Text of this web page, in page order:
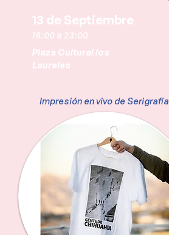
13 de Septiembre
18:00 a 23:00
Plaza Cultural los
Laureles
Impresión en vivo de Serigrafía